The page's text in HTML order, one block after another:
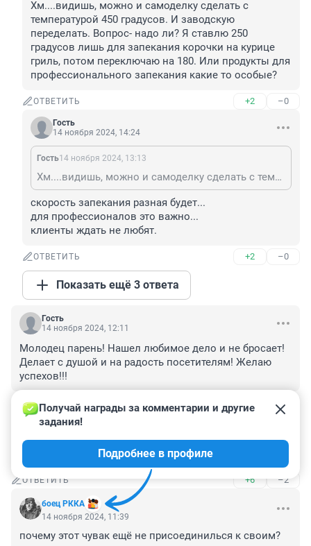
Хм....видишь, можно и самоделку сделать с
температурой 450 градусов. И заводскую
переделать. Вопрос- надо ли? Я ставлю 250
градусов лишь для запекания корочки на курице
гриль, потом переключаю на 180. Или продукты для
профессионального запекания какие то особые?
ОТВЕТИТЬ +2 –0
Гость
14 ноября 2024, 14:24
Гость14 ноября 2024, 13:13
Хм....видишь, можно и самоделку сделать с температурой 450 градусов. И заводскую переделать. Вопрос- надо ли? Я ставлю 250 градусов лишь для запекания корочки на курице гриль, потом переключаю на 180. Или продукты для профессионального запекания какие то особые?
скорость запекания разная будет...
для профессионалов это важно...
клиенты ждать не любят.
ОТВЕТИТЬ +2 –0
Показать ещё 3 ответа
Гость
14 ноября 2024, 12:11
Молодец парень! Нашел любимое дело и не бросает!
Делает с душой и на радость посетителям! Желаю
успехов!!!
ОТВЕТИТЬ –1
Гость
Хороший репортаж, спасибо!!!
ОТВЕТИТЬ +6 –2
боец РККА
Получай награды за комментарии и другие
задания!
Подробнее в профиле
14 ноября 2024, 11:39
почему этот чувак ещё не присоединилься к своим?